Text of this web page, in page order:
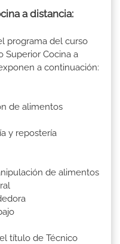
a distancia:
programa del curso
Superior Cocina a
a continuación:
de alimentos
y repostería
de alimentos
título de Técnico